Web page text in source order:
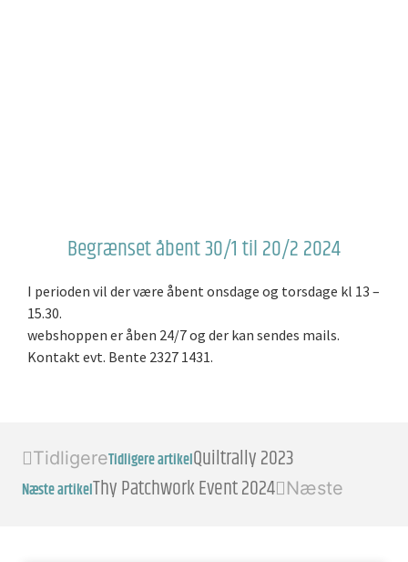
Begrænset åbent 30/1 til 20/2 2024
I perioden vil der være åbent onsdage og torsdage kl 13 –
15.30.
webshoppen er åben 24/7 og der kan sendes mails.
Kontakt evt. Bente 2327 1431.
TidligereTidligere artikelQuiltrally 2023
Næste artikelThy Patchwork Event 2024 Næste